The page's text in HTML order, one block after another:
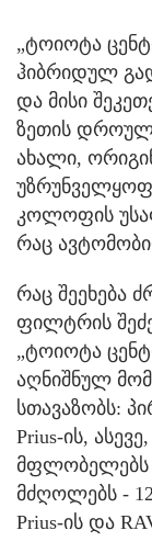
„ტოიოტა
ჰიბრიდულ
და მისი
ზეთის
ახალი,
კოლოფის
რაც
რაც შეეხება
ფილტრის
„ტოიოტა
აღნიშნულ
სთავაზობს:
Prius-ის,
მფლობელებს
მძღოლებს -
Prius-ის და